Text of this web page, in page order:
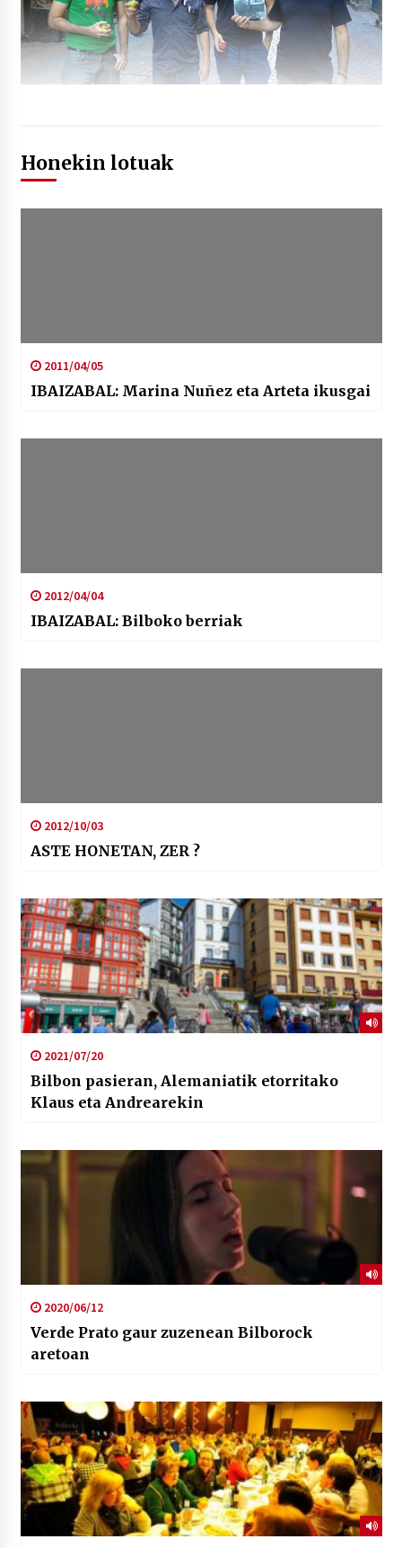
Honekin lotuak
2011/04/05
IBAIZABAL: Marina Nuñez eta Arteta ikusgai
2012/04/04
IBAIZABAL: Bilboko berriak
2012/10/03
ASTE HONETAN, ZER ?
2021/07/20
Bilbon pasieran, Alemaniatik etorritako
Klaus eta Andrearekin
2020/06/12
Verde Prato gaur zuzenean Bilborock
aretoan